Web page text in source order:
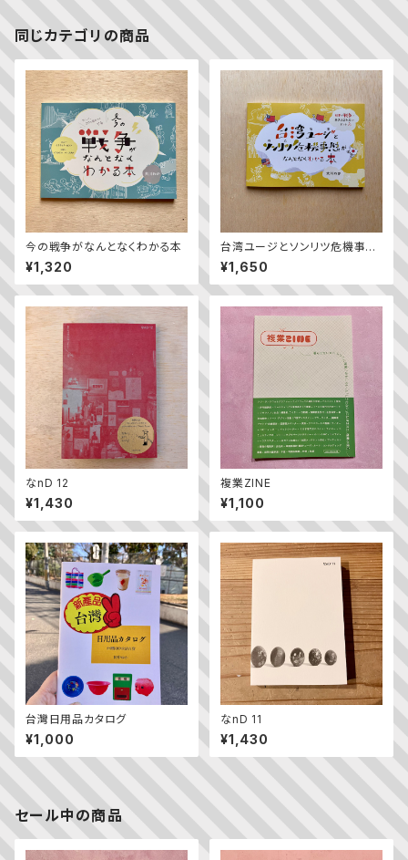
同じカテゴリの商品
今の戦争がなんとなくわかる本
¥1,320
台湾ユージとソンリツ危機事態
がなんとなくわかる本
¥1,650
なnD 12
¥1,430
複業ZINE
¥1,100
台灣日用品カタログ
¥1,000
なnD 11
¥1,430
セール中の商品